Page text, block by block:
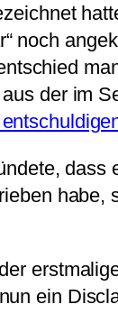
noch
der im
dass
habe,
ein